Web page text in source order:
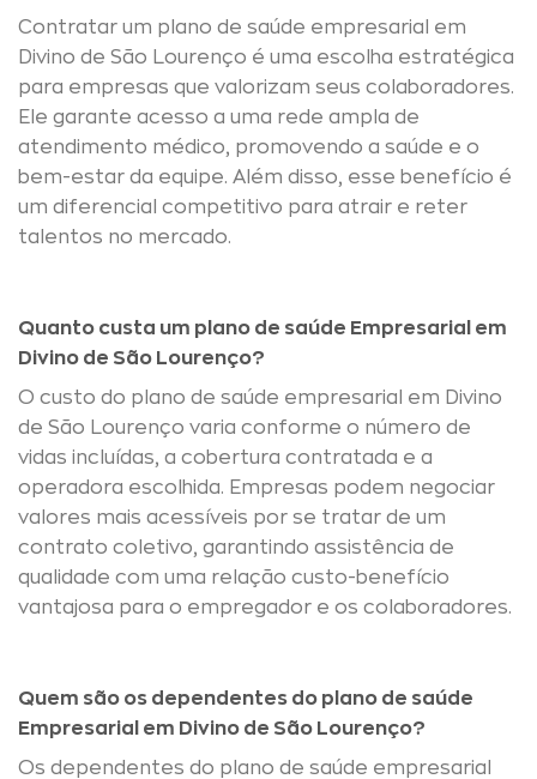
Contratar um plano de saúde empresarial em
Divino de São Lourenço é uma escolha estratégica
para empresas que valorizam seus colaboradores.
Ele garante acesso a uma rede ampla de
atendimento médico, promovendo a saúde e o
bem-estar da equipe. Além disso, esse benefício é
um diferencial competitivo para atrair e reter
talentos no mercado.
Quanto custa um plano de saúde Empresarial em
Divino de São Lourenço?
O custo do plano de saúde empresarial em Divino
de São Lourenço varia conforme o número de
vidas incluídas, a cobertura contratada e a
operadora escolhida. Empresas podem negociar
valores mais acessíveis por se tratar de um
contrato coletivo, garantindo assistência de
qualidade com uma relação custo-benefício
vantajosa para o empregador e os colaboradores.
Quem são os dependentes do plano de saúde
Empresarial em Divino de São Lourenço?
Os dependentes do plano de saúde empresarial